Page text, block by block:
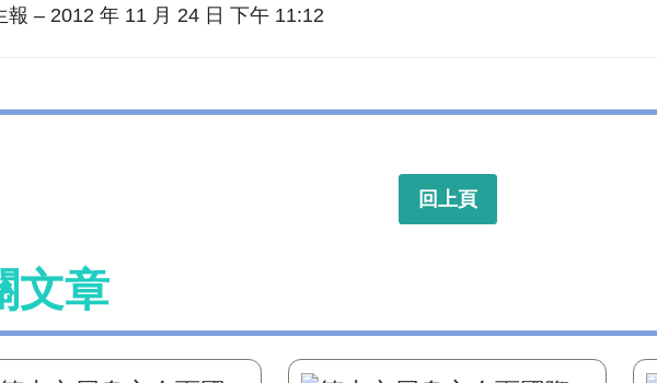
報 – 2012 年 11 月 24 日 下午 11:12
回上頁
文章